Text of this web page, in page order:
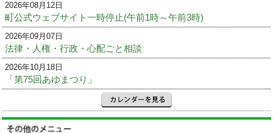
2026年08月12日
町公式ウェブサイト一時停止(午前1時～午前3時)
2026年09月07日
法律・人権・行政・心配ごと相談
2026年10月18日
「第75回あゆまつり」